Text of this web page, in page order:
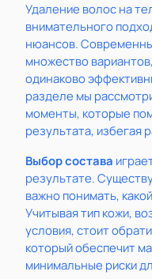
Удаление волос на
внимательного
нюансов.
множество
одинаково
разделе мы
моменты, которые
результата, избегая
Выбор состава
результате.
важно понимать,
Учитывая тип кожи,
условия, стоит
который обеспечит
минимальные риски